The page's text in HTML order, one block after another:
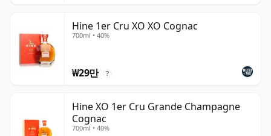
Hine 1er Cru XO XO Cognac
700ml • 40%
₩29만 ?
Hine XO 1er Cru Grande Champagne
Cognac
700ml • 40%